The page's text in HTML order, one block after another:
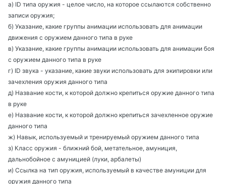
а) ID типа оружия - целое число, на которое ссылаются собственно
записи оружия;
б) Указание, какие группы анимации использовать для анимации
движения с оружием данного типа в руке
в) Указание, какие группы анимации использовать для анимации боя
с оружием данного типа в руке
г) ID звука - указание, какие звуки использовать для экипировки или
зачехления оружия данного типа
д) Название кости, к которой должно крепиться оружие данного типа
в руке
е) Название кости, к которой должно крепиться зачехленное оружие
данного типа
ж) Навык, используемый и тренируемый оружием данного типа
з) Класс оружия - ближний бой, метательное, амуниция,
дальнобойное с амуницией (луки, арбалеты)
и) Ссылка на тип оружия, используемый в качестве амуниции для
оружия данного типа